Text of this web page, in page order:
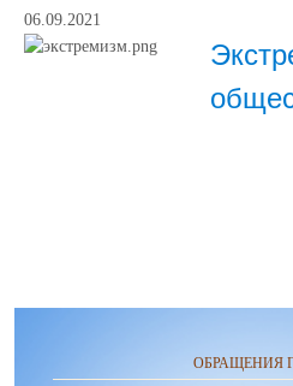
06.09.2021
ОБРАЩЕНИЯ